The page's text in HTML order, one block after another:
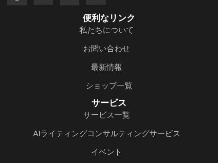
便利なリンク
私たちについて
お問い合わせ
最新情報
ショップ一覧
サービス
サービス一覧
AIライティングコンサルティングサービス
イベント